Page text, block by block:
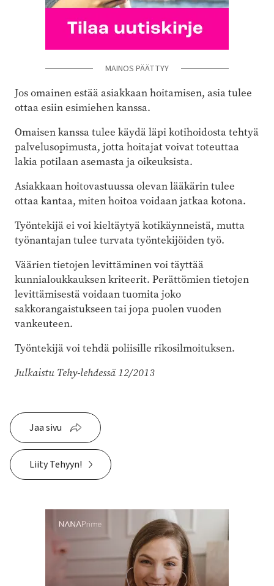
MAINOS PÄÄTTYY
Jos omainen estää asiakkaan hoitamisen, asia tulee
ottaa esiin esimiehen kanssa.
Omaisen kanssa tulee käydä läpi kotihoidosta tehtyä
palvelusopimusta, jotta hoitajat voivat toteuttaa
lakia potilaan asemasta ja oikeuksista.
Asiakkaan hoitovastuussa olevan lääkärin tulee
ottaa kantaa, miten hoitoa voidaan jatkaa kotona.
Työntekijä ei voi kieltäytyä kotikäynneistä, mutta
työnantajan tulee turvata työntekijöiden työ.
Väärien tietojen levittäminen voi täyttää
kunnialoukkauksen kriteerit. Perättömien tietojen
levittämisestä voidaan tuomita joko
sakkorangaistukseen tai jopa puolen vuoden
vankeuteen.
Työntekijä voi tehdä poliisille rikosilmoituksen.
Julkaistu Tehy-lehdessä 12/2013
Jaa sivu
Liity Tehyyn!